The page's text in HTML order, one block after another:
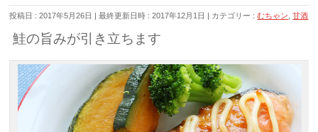
投稿日 : 2017年5月26日 最終更新日時 : 2017年12月1日 カテゴリー :むちゃン ,甘酒
鮭の旨みが引き立ちます